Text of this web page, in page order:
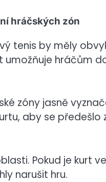
hráčských zón
tenis by měly
umožňuje hráčům
zóny jasně
aby se
Pokud je kurt
narušit hru.